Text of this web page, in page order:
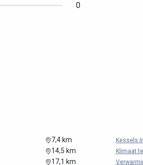
0
7,4 km Kessels
14,5 km Klimaat
17,1 km